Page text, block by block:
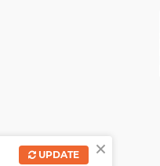
×
UPDATE